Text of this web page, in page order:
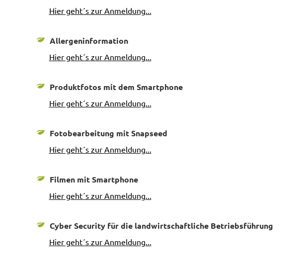
Hier geht´s zur Anmeldung...
Allergeninformation
Hier geht´s zur Anmeldung...
Produktfotos mit dem Smartphone
Hier geht´s zur Anmeldung...
Fotobearbeitung mit Snapseed
Hier geht´s zur Anmeldung...
Filmen mit Smartphone
Hier geht´s zur Anmeldung...
Cyber Security für die landwirtschaftliche Betriebsführung
Hier geht´s zur Anmeldung...